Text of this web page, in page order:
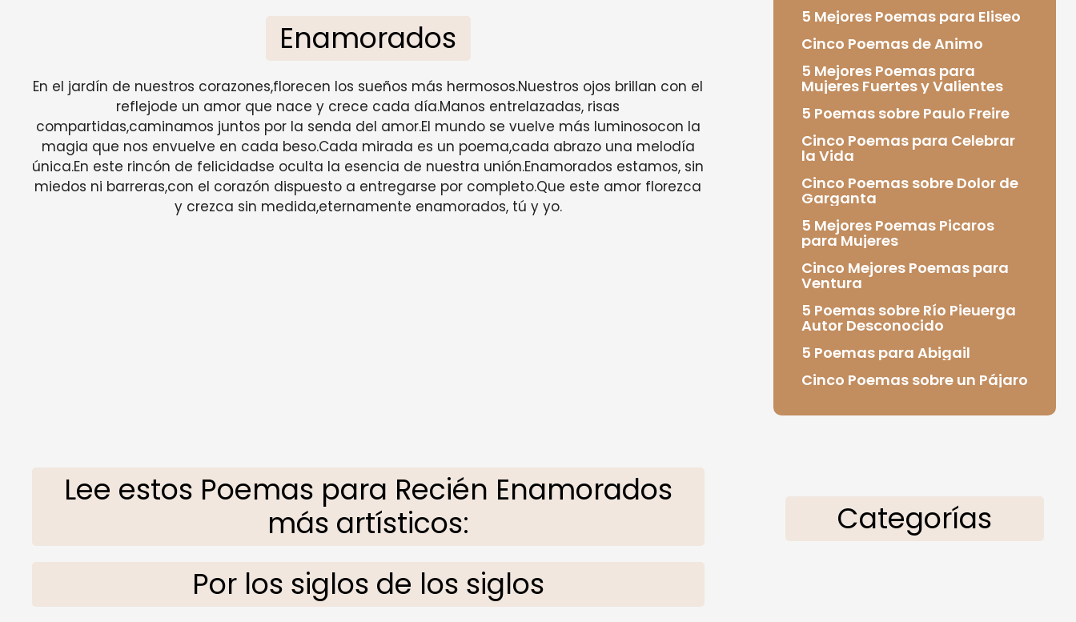
Enamorados
En el jardín de nuestros corazones,florecen los sueños más hermosos.Nuestros ojos brillan con el
reflejode un amor que nace y crece cada día.Manos entrelazadas, risas
compartidas,caminamos juntos por la senda del amor.El mundo se vuelve más luminosocon la
magia que nos envuelve en cada beso.Cada mirada es un poema,cada abrazo una melodía
única.En este rincón de felicidadse oculta la esencia de nuestra unión.Enamorados estamos, sin
miedos ni barreras,con el corazón dispuesto a entregarse por completo.Que este amor florezca
y crezca sin medida,eternamente enamorados, tú y yo.
Lee estos Poemas para Recién Enamorados
más artísticos:
Por los siglos de los siglos
5 Mejores Poemas para Eliseo
Cinco Poemas de Animo
5 Mejores Poemas para
Mujeres Fuertes y Valientes
5 Poemas sobre Paulo Freire
Cinco Poemas para Celebrar
la Vida
Cinco Poemas sobre Dolor de
Garganta
5 Mejores Poemas Picaros
para Mujeres
Cinco Mejores Poemas para
Ventura
5 Poemas sobre Río Pieuerga
Autor Desconocido
5 Poemas para Abigail
Cinco Poemas sobre un Pájaro
Categorías